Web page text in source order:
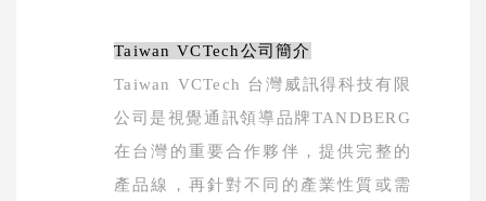
Taiwan VCTech公司簡介
Taiwan VCTech 台灣威訊得科技有限
公司是視覺通訊領導品牌TANDBERG
在台灣的重要合作夥伴，提供完整的
產品線，再針對不同的產業性質或需